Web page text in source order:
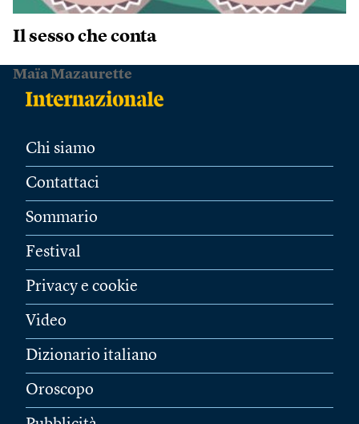
Il sesso che conta
Maïa Mazaurette
Chi siamo
Contattaci
Sommario
Festival
Privacy e cookie
Video
Dizionario italiano
Oroscopo